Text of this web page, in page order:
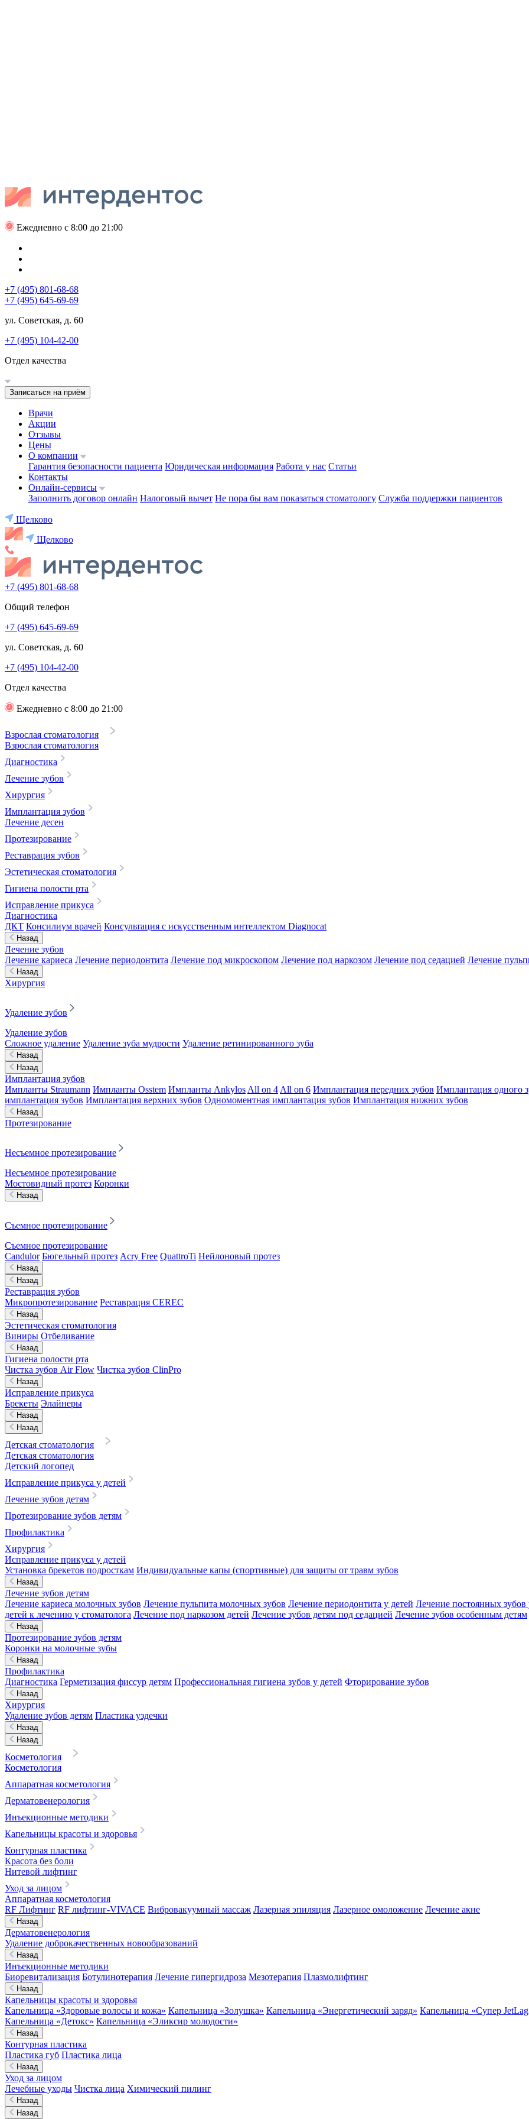
Ежедневно с 8:00 до 21:00
+7 (495) 801-68-68
+7 (495) 645-69-69
ул. Советская, д. 60
+7 (495) 104-42-00
Отдел качества
Записаться на приём
Врачи
Акции
Отзывы
Цены
О компании
Гарантия безопасности пациента Юридическая информация Работа у нас Статьи
Контакты
Онлайн-сервисы
Заполнить договор онлайн Налоговый вычет Не пора бы вам показаться стоматологу Служба поддержки пациентов
Щелково
Щелково
+7 (495) 801-68-68
Общий телефон
+7 (495) 645-69-69
ул. Советская, д. 60
+7 (495) 104-42-00
Отдел качества
Ежедневно с 8:00 до 21:00
Взрослая стоматология
Взрослая стоматология
Диагностика
Лечение зубов
Хирургия
Имплантация зубов
Лечение десен
Протезирование
Реставрация зубов
Эстетическая стоматология
Гигиена полости рта
Исправление прикуса
Диагностика
ДКТ Консилиум врачей Консультация с искусственным интеллектом Diagnocat
Назад
Лечение зубов
Лечение кариеса Лечение периодонтита Лечение под микроскопом Лечение под наркозом Лечение под седацией Лечение
Назад
Хирургия
Удаление зубов
Удаление зубов
Сложное удаление Удаление зуба мудрости Удаление ретинированного зуба
Назад
Назад
Имплантация зубов
Импланты Straumann Импланты Osstem Импланты Ankylos All on 4 All on 6 Имплантация передних зубов Имплантация одного
имплантация зубов Имплантация верхних зубов Одномоментная имплантация зубов Имплантация нижних зубов
Назад
Протезирование
Несъемное протезирование
Несъемное протезирование
Мостовидный протез Коронки
Назад
Съемное протезирование
Съемное протезирование
Candulor Бюгельный протез Acry Free QuattroTi Нейлоновый протез
Назад
Назад
Реставрация зубов
Микропротезирование Реставрация CEREC
Назад
Эстетическая стоматология
Виниры Отбеливание
Назад
Гигиена полости рта
Чистка зубов Air Flow Чистка зубов ClinPro
Назад
Исправление прикуса
Брекеты Элайнеры
Назад
Назад
Детская стоматология
Детская стоматология
Детский логопед
Исправление прикуса у детей
Лечение зубов детям
Протезирование зубов детям
Профилактика
Хирургия
Исправление прикуса у детей
Установка брекетов подросткам Индивидуальные капы (спортивные) для защиты от травм зубов
Назад
Лечение зубов детям
Лечение кариеса молочных зубов Лечение пульпита молочных зубов Лечение периодонтита у детей Лечение постоянных зубов
детей к лечению у стоматолога Лечение под наркозом детей Лечение зубов детям под седацией Лечение зубов особенным детям
Назад
Протезирование зубов детям
Коронки на молочные зубы
Назад
Профилактика
Диагностика Герметизация фиссур детям Профессиональная гигиена зубов у детей Фторирование зубов
Назад
Хирургия
Удаление зубов детям Пластика уздечки
Назад
Назад
Косметология
Косметология
Аппаратная косметология
Дерматовенерология
Инъекционные методики
Капельницы красоты и здоровья
Контурная пластика
Красота без боли
Нитевой лифтинг
Уход за лицом
Аппаратная косметология
RF Лифтинг RF лифтинг-VIVACE Вибровакуумный массаж Лазерная эпиляция Лазерное омоложение Лечение акне
Назад
Дерматовенерология
Удаление доброкачественных новообразований
Назад
Инъекционные методики
Биоревитализация Ботулинотерапия Лечение гипергидроза Мезотерапия Плазмолифтинг
Назад
Капельницы красоты и здоровья
Капельница «Здоровые волосы и кожа» Капельница «Золушка» Капельница «Энергетический заряд» Капельница «Супер
Капельница «Детокс» Капельница «Эликсир молодости»
Назад
Контурная пластика
Пластика губ Пластика лица
Назад
Уход за лицом
Лечебные уходы Чистка лица Химический пилинг
Назад
Назад